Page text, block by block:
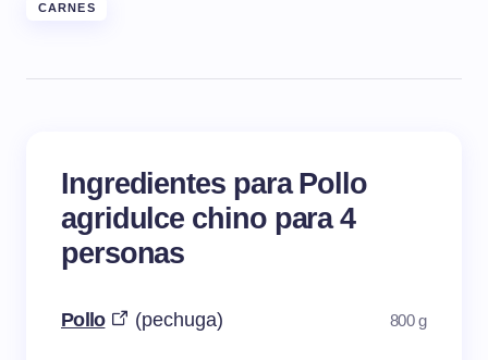
CARNES
Ingredientes para Pollo
agridulce chino para 4
personas
Pollo (pechuga) 800 g